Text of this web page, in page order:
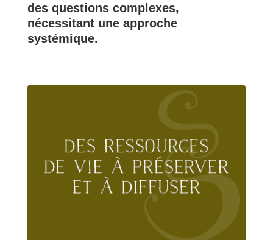
des questions complexes,
nécessitant une approche
systémique.